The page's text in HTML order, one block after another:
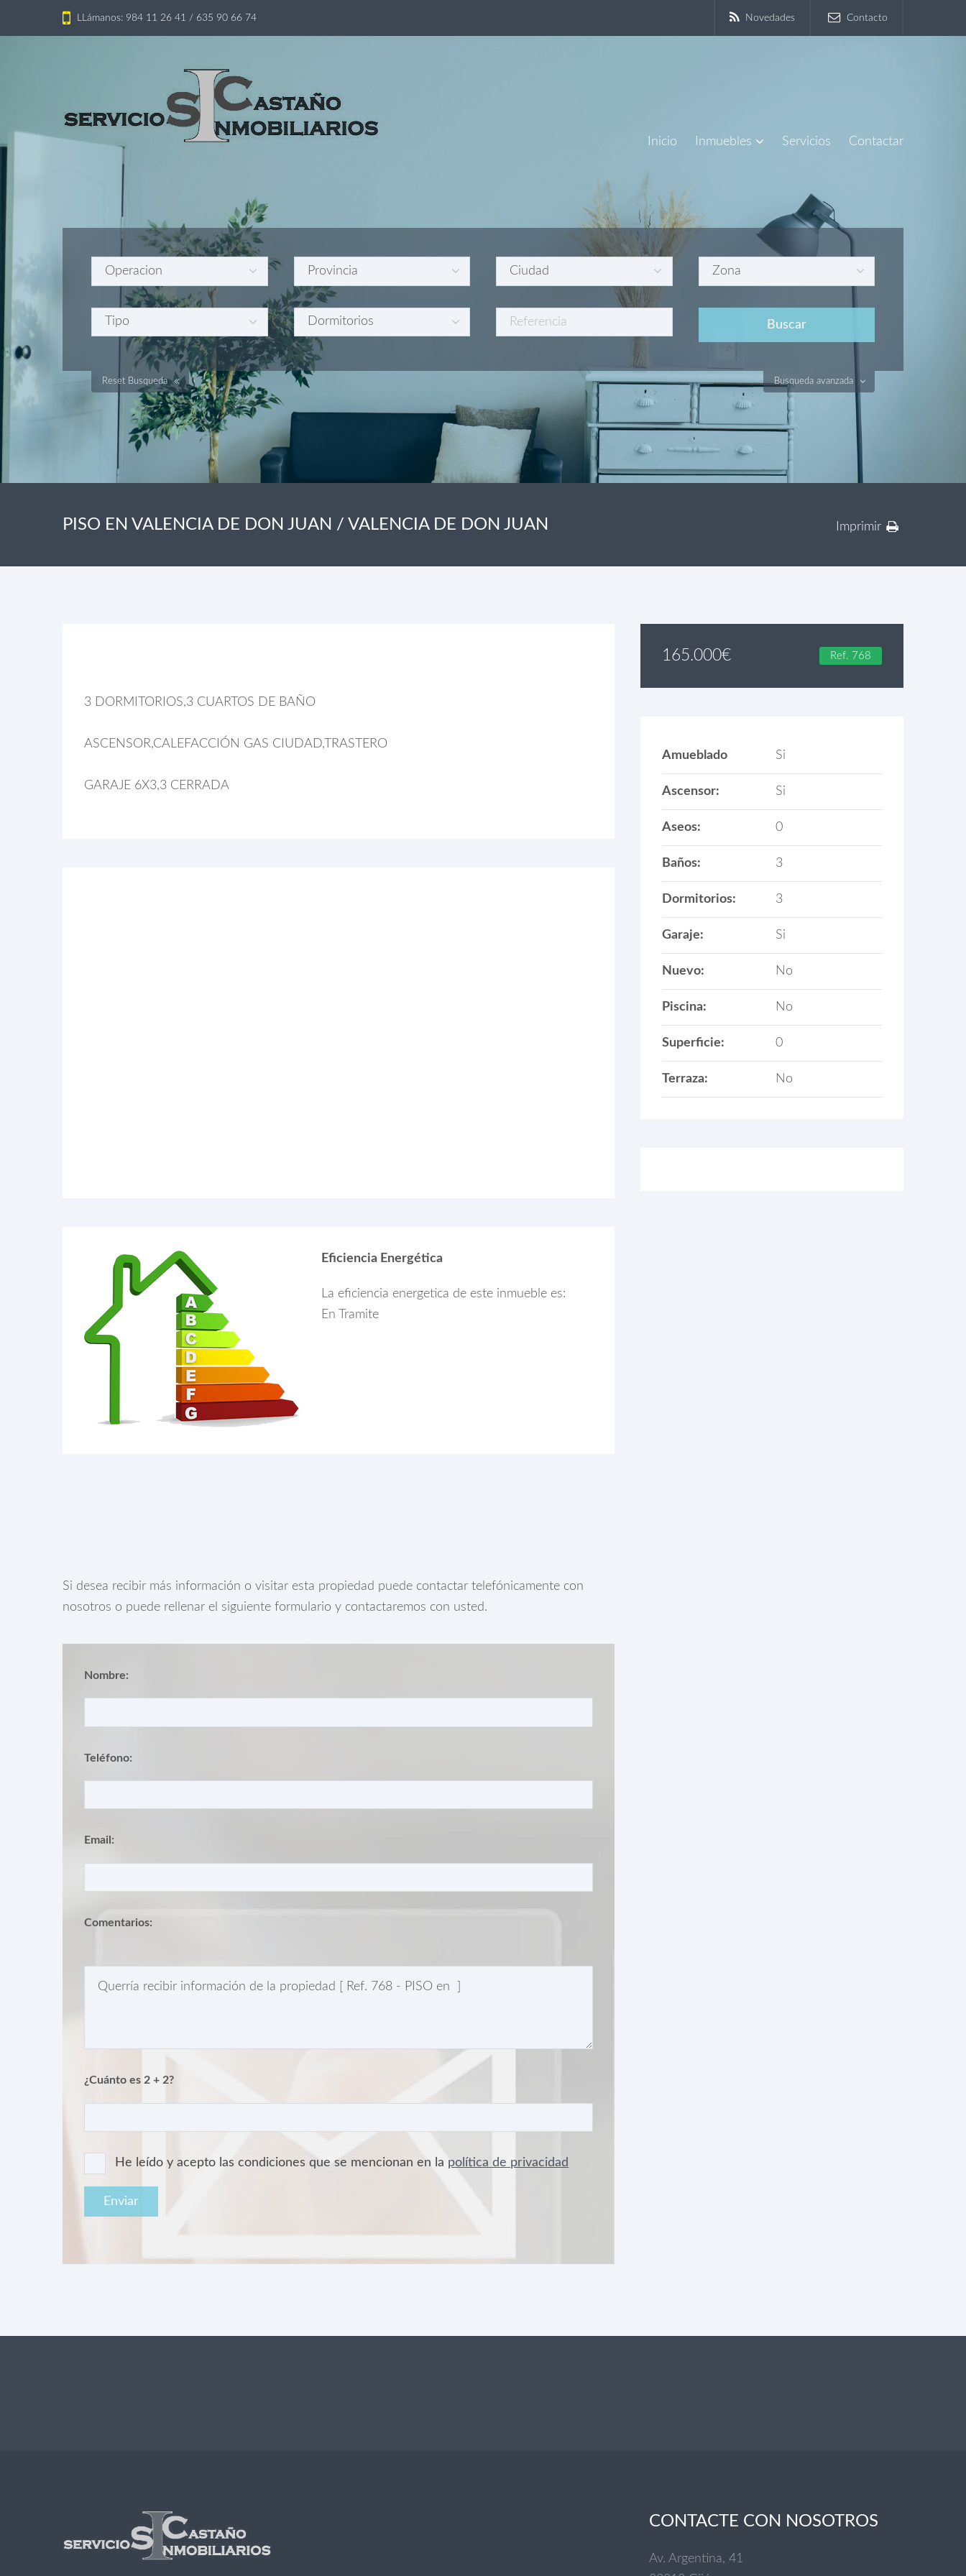
LLámanos: 984 11 26 41 / 635 90 66 74 Novedades Contacto
Inicio Inmuebles Servicios Contactar
Busqueda avanzada
Reset Busqueda
PISO EN VALENCIA DE DON JUAN / VALENCIA DE DON JUAN Imprimir
3 DORMITORIOS,3 CUARTOS DE BAÑO
ASCENSOR,CALEFACCIÓN GAS CIUDAD,TRASTERO
GARAJE 6X3,3 CERRADA
Eficiencia Energética
La eficiencia energetica de este inmueble es:
En Tramite
Si desea recibir más información o visitar esta propiedad puede contactar telefónicamente con
nosotros o puede rellenar el siguiente formulario y contactaremos con usted.
Nombre:
Teléfono:
Email:
Comentarios:
¿Cuánto es 2 + 2?
He leído y acepto las condiciones que se mencionan en la política de privacidad
165.000€ Ref. 768
Amueblado Si
Ascensor: Si
Aseos: 0
Baños: 3
Dormitorios: 3
Garaje: Si
Nuevo: No
Piscina: No
Superficie: 0
Terraza: No
CONTACTE CON NOSOTROS
Av. Argentina, 41